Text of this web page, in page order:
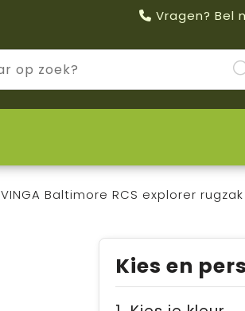
Vragen? Bel
VINGA Baltimore RCS explorer rugzak
Kies en